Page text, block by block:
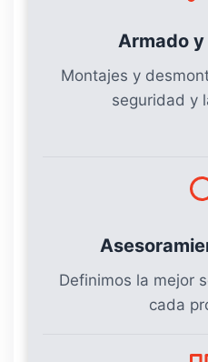
Armado
Montajes y
seguridad y
Definimos la mejor
cada